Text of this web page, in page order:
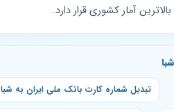
تبدیل شماره کارت بانک ملی ایران به شبا